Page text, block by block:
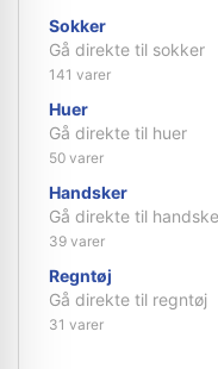
Sokker
Gå direkte til sokker
141 varer
Huer
Gå direkte til huer
50 varer
Handsker
Gå direkte til
39 varer
Regntøj
Gå direkte til regntøj
31 varer